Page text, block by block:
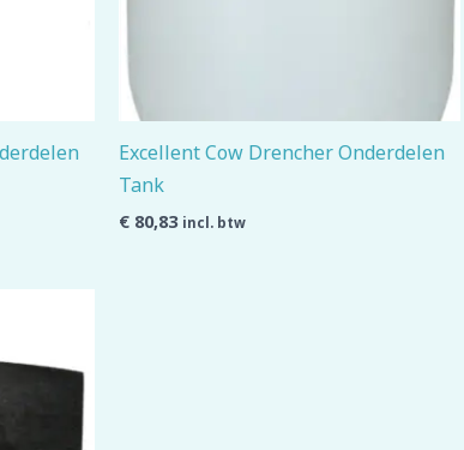
Excellent Cow Drencher Onderdelen
Tank
€ 80,83 incl. btw